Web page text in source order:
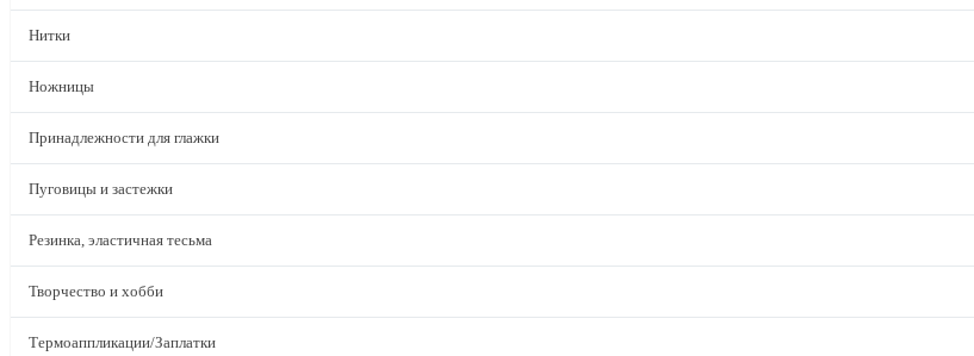
Нитки
Ножницы
Принадлежности для глажки
Пуговицы и застежки
Резинка, эластичная тесьма
Творчество и хобби
Термоаппликации/Заплатки